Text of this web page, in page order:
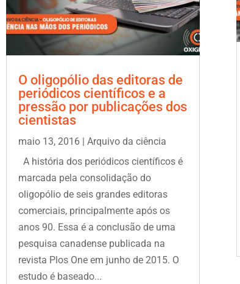
O oligopólio das editoras de
periódicos científicos e a
pressão por publicações dos
cientistas
maio 13, 2016| Arquivo da ciência
A história dos periódicos científicos é
marcada pela consolidação do
oligopólio de seis grandes editoras
comerciais, principalmente após os
anos 90. Essa é a conclusão de uma
pesquisa canadense publicada na
revista Plos One em junho de 2015. O
estudo é baseado...